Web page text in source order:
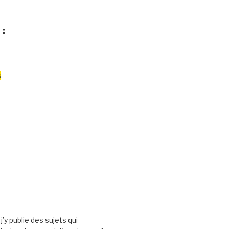
publie des sujets qui